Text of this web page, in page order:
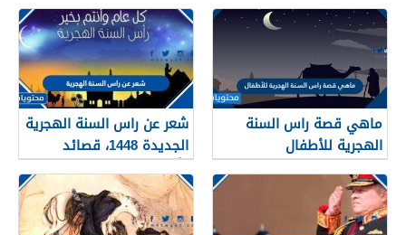
ماهي قصة راس السنة
الهجرية للأطفال
شعر عن راس السنة الهجرية
الجديدة 1448، قصائد
وأشعار عن العام الجديد